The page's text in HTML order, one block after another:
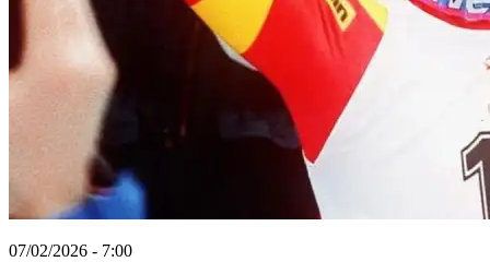
07/02/2026 - 7:00